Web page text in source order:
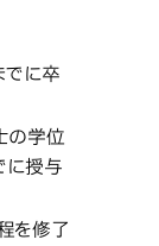
に卒
の学位
に授与
を修了